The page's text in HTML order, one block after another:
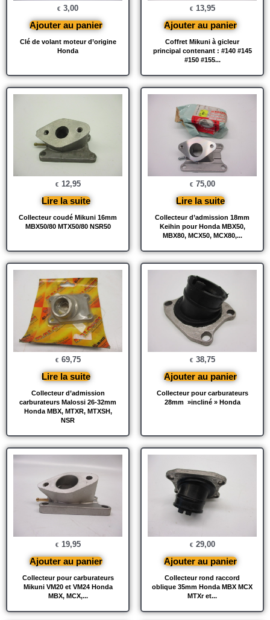
Clé de volant moteur d’origine
Honda
€ 3,00
Ajouter au panier
Coffret Mikuni à gicleur
principal contenant : #140 #145
#150 #155...
€ 13,95
Ajouter au panier
Collecteur coudé Mikuni 16mm
MBX50/80 MTX50/80 NSR50
€ 12,95
Lire la suite
Collecteur d’admission 18mm
Keihin pour Honda MBX50,
MBX80, MCX50, MCX80,...
€ 75,00
Lire la suite
Collecteur d’admission
carburateurs Malossi 26-32mm
Honda MBX, MTXR, MTXSH,
NSR
€ 69,75
Lire la suite
Collecteur pour carburateurs
28mm »incliné » Honda
€ 38,75
Ajouter au panier
Collecteur pour carburateurs
Mikuni VM20 et VM24 Honda
MBX, MCX,...
€ 19,95
Ajouter au panier
Collecteur rond raccord
oblique 35mm Honda MBX MCX
MTXr et...
€ 29,00
Ajouter au panier